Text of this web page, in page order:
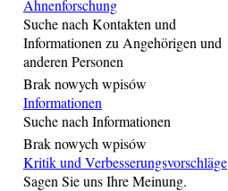
Ahnenforschung
Suche nach Kontakten und
Informationen zu Angehörigen und
anderen Personen
Brak nowych wpisów
Informationen
Suche nach Informationen
Brak nowych wpisów
Kritik und Verbesserungsvorschläge
Sagen Sie uns Ihre Meinung.